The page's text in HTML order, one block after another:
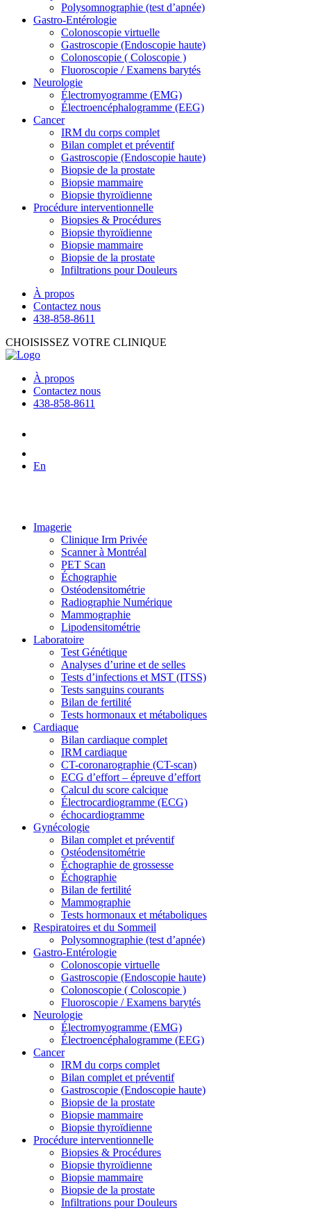
Polysomnographie (test d’apnée)
Gastro-Entérologie
Colonoscopie virtuelle
Gastroscopie (Endoscopie haute)
Colonoscopie ( Coloscopie )
Fluoroscopie / Examens barytés
Neurologie
Électromyogramme (EMG)
Électroencéphalogramme (EEG)
Cancer
IRM du corps complet
Bilan complet et préventif
Gastroscopie (Endoscopie haute)
Biopsie de la prostate
Biopsie mammaire
Biopsie thyroïdienne
Procédure interventionnelle
Biopsies & Procédures
Biopsie thyroïdienne
Biopsie mammaire
Biopsie de la prostate
Infiltrations pour Douleurs
À propos
Contactez nous
438-858-8611
CHOISISSEZ VOTRE CLINIQUE
À propos
Contactez nous
438-858-8611
En
Imagerie
Clinique Irm Privée
Scanner à Montréal
PET Scan
Échographie
Ostéodensitométrie
Radiographie Numérique
Mammographie
Lipodensitométrie
Laboratoire
Test Génétique
Analyses d’urine et de selles
Tests d’infections et MST (ITSS)
Tests sanguins courants
Bilan de fertilité
Tests hormonaux et métaboliques
Cardiaque
Bilan cardiaque complet
IRM cardiaque
CT-coronarographie (CT-scan)
ECG d’effort – épreuve d’effort
Calcul du score calcique
Électrocardiogramme (ECG)
échocardiogramme
Gynécologie
Bilan complet et préventif
Ostéodensitométrie
Échographie de grossesse
Échographie
Bilan de fertilité
Mammographie
Tests hormonaux et métaboliques
Respiratoires et du Sommeil
Polysomnographie (test d’apnée)
Gastro-Entérologie
Colonoscopie virtuelle
Gastroscopie (Endoscopie haute)
Colonoscopie ( Coloscopie )
Fluoroscopie / Examens barytés
Neurologie
Électromyogramme (EMG)
Électroencéphalogramme (EEG)
Cancer
IRM du corps complet
Bilan complet et préventif
Gastroscopie (Endoscopie haute)
Biopsie de la prostate
Biopsie mammaire
Biopsie thyroïdienne
Procédure interventionnelle
Biopsies & Procédures
Biopsie thyroïdienne
Biopsie mammaire
Biopsie de la prostate
Infiltrations pour Douleurs